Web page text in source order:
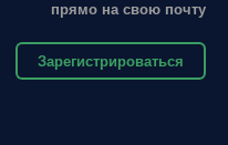
прямо на свою почту
Зарегистрироваться